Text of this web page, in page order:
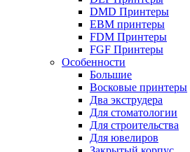
DMD Принтеры
EBM принтеры
FDM Принтеры
FGF Принтеры
Особенности
Большие
Восковые принтеры
Два экструдера
Для стоматологии
Для строительства
Для ювелиров